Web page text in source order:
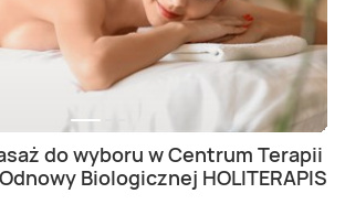
do wyboru w Centrum Terapii
Biologicznej HOLITERAPIS